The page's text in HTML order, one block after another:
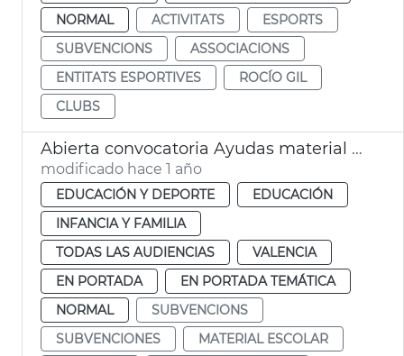
NORMAL
ACTIVITATS
ESPORTS
SUBVENCIONS
ASSOCIACIONS
ENTITATS ESPORTIVES
ROCÍO GIL
CLUBS
Abierta convocatoria Ayudas material escolar 2º ciclo Infantil
modificado hace 1 año
EDUCACIÓN Y DEPORTE
EDUCACIÓN
INFANCIA Y FAMILIA
TODAS LAS AUDIENCIAS
VALENCIA
EN PORTADA
EN PORTADA TEMÁTICA
NORMAL
SUBVENCIONS
SUBVENCIONES
MATERIAL ESCOLAR